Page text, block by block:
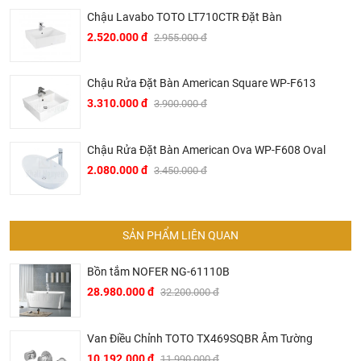
▶ Các sản phẩm của Bravat đã được sử dụng trong nhiều
công trình hạng sang của thế như hệ thống trong các hệ
thuyền du lịch siêu sang của AI­DA Crui­se Ship.
▶ Tại Việt Nam, Bravat mặc dù là thương hiệu mới mẻ
Nhiều khách sạn hạng sang tại thủ phủ du lịch miền Trung
Việt Nam đã sử dụng các sản phẩm của Bravat trong đó có
Suites, Cocobay, Alacarte,…
▶ Không chỉ hiện diện trong các khách sạn khu nghỉ dưỡng
hạng sang, Bravat còn được chủ đầu tư các dự án chung
cư cao cấp sử dụng trong các căn hộ như một trong những
tại gia. Đến nay, sản phẩm Bravat đã có mặt ở nhiều chung
Chậu Lavabo TOTO LT710CTR Đặt Bàn
2.520.000 đ 2.955.000 đ
Chậu Rửa Đặt Bàn American Square WP-F613
3.310.000 đ 3.900.000 đ
Chậu Rửa Đặt Bàn American Ova WP-F608 Oval
2.080.000 đ 3.450.000 đ
SẢN PHẨM LIÊN QUAN
Bồn tắm NOFER NG-61110B
28.980.000 đ 32.200.000 đ
Van Điều Chỉnh TOTO TX469SQBR Âm Tường